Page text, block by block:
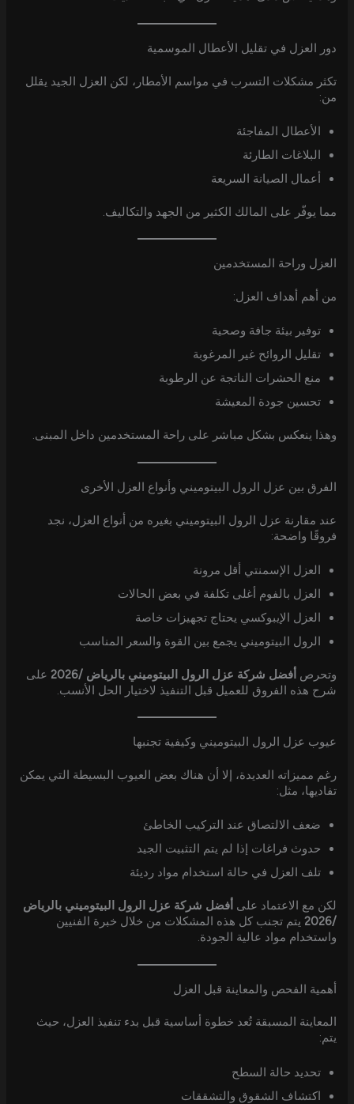
دور العزل في تقليل الأعطال الموسمية
تكثر مشكلات التسرب في مواسم الأمطار، لكن العزل الجيد يقلل
من:
الأعطال المفاجئة
البلاغات الطارئة
أعمال الصيانة السريعة
مما يوفّر على المالك الكثير من الجهد والتكاليف.
العزل وراحة المستخدمين
من أهم أهداف العزل:
توفير بيئة جافة وصحية
تقليل الروائح غير المرغوبة
منع الحشرات الناتجة عن الرطوبة
تحسين جودة المعيشة
وهذا ينعكس بشكل مباشر على راحة المستخدمين داخل المبنى.
الفرق بين عزل الرول البيتوميني وأنواع العزل الأخرى
عند مقارنة عزل الرول البيتوميني بغيره من أنواع العزل، نجد
فروقًا واضحة:
العزل الإسمنتي أقل مرونة
العزل بالفوم أغلى تكلفة في بعض الحالات
العزل الإيبوكسي يحتاج تجهيزات خاصة
الرول البيتوميني يجمع بين القوة والسعر المناسب
وتحرص أفضل شركة عزل الرول البيتوميني بالرياض /2026
على
شرح هذه الفروق للعميل قبل التنفيذ لاختيار الحل الأنسب.
عيوب عزل الرول البيتوميني وكيفية تجنبها
رغم مميزاته العديدة، إلا أن هناك بعض العيوب البسيطة التي يمكن
تفاديها، مثل:
ضعف الالتصاق عند التركيب الخاطئ
حدوث فراغات إذا لم يتم التثبيت الجيد
تلف العزل في حالة استخدام مواد رديئة
لكن مع الاعتماد على أفضل شركة عزل الرول البيتوميني بالرياض
/2026
يتم تجنب كل هذه المشكلات من خلال خبرة الفنيين
واستخدام مواد عالية الجودة.
أهمية الفحص والمعاينة قبل العزل
المعاينة المسبقة تُعد خطوة أساسية قبل بدء تنفيذ العزل، حيث
يتم:
تحديد حالة السطح
اكتشاف الشقوق والتشققات